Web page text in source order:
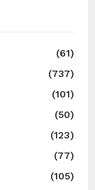
(61)
(737)
(101)
(50)
(123)
(77)
(105)